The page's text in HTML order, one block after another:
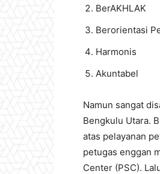
BerAKHLAK
Berorientasi
Harmonis
Akuntabel
Namun sangat
Bengkulu Utara.
atas pelayanan
petugas enggan
Center (PSC).